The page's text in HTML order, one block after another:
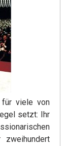
viele von
setzt: Ihr